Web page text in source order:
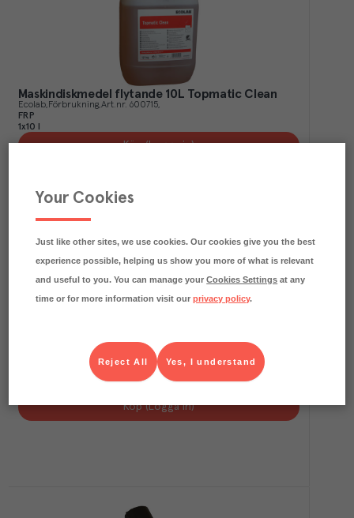
Maskindiskmedel flytande 10L Topmatic Clean
Ecolab Förbrukning Art.nr. 600715
FRP
1x10 l
Köp (Logga in)
Sköljmedel Comfort Fresh Classic Professional
COMFORT Professional Förbrukning Art.nr.
609575
Köp (Logga in)
Your Cookies
Just like other sites, we use cookies. Our cookies give you the best
experience possible, helping us show you more of what is relevant
and useful to you. You can manage yourCookies Settings at any
time or for more information visit ourprivacy policy.
Yes, I understand
Reject All